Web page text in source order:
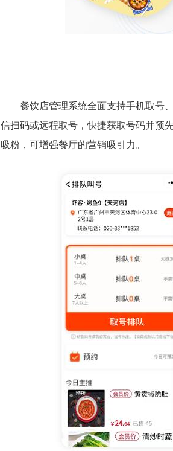
餐饮店管理系统全面支持手机取号
信扫码或远程取号，快捷获取号码并预
吸粉，可增强餐厅的营销吸引力。